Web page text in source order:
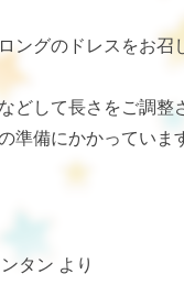
グのドレスをお
して長さをご調整
準備にかかっていま
ンタン より